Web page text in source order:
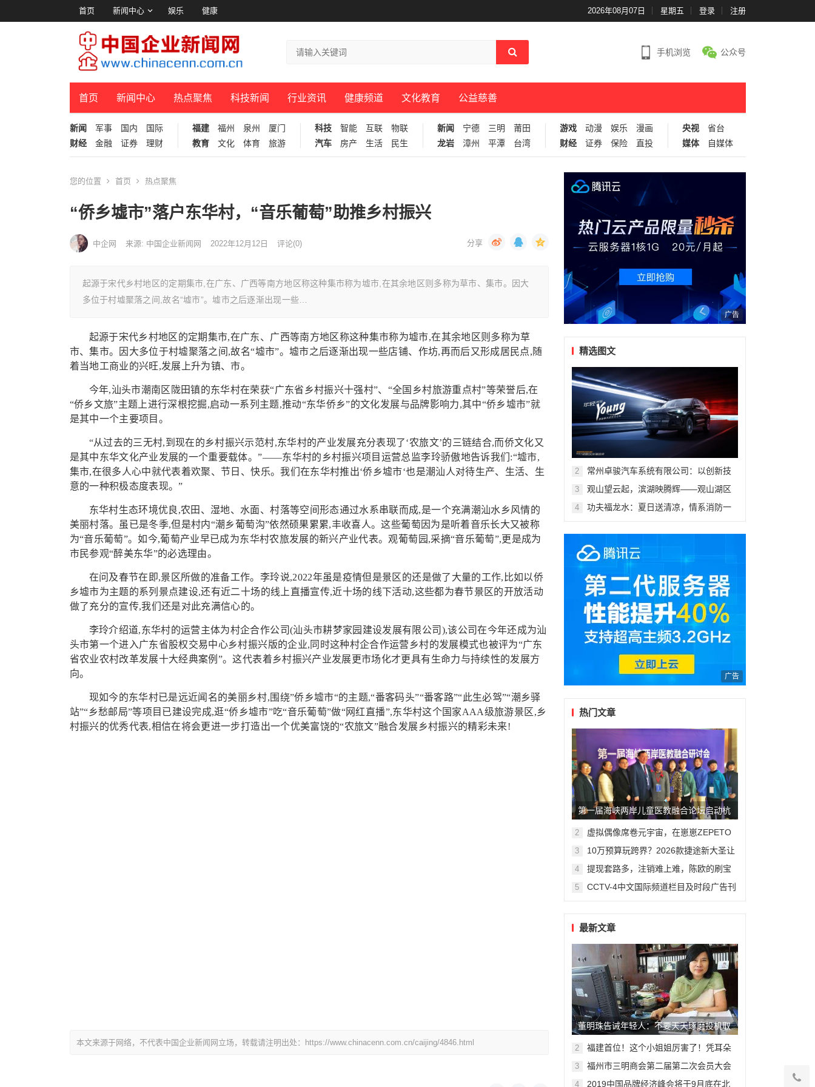
首页 新闻中心 娱乐 健康 2026年08月07日 星期五 登录 注册
手机浏览 公众号
首页 新闻中心 热点聚焦 科技新闻 行业资讯 健康频道 文化教育 公益慈善
新闻 军事 国内
国际
财经
金融 证券 理财
福建 福州 泉州
厦门
教育
文化 体育 旅游
科技 智能 互联
物联
汽车
房产 生活 民生
新闻 宁德 三明
莆田
龙岩
漳州 平潭 台湾
游戏 动漫 娱乐
漫画
财经
证券 保险 直投
央视
省台
媒体
自媒体
您的位置 首页 热点聚焦
“侨乡墟市”落户东华村，“音乐葡萄”助推乡村振兴
中企网 来源: 中国企业新闻网 2022年12月12日 评论(0)
起源于宋代乡村地区的定期集市,在广东、广西等南方地区称这种集市称为墟市,在其余地区则多称为草市、集市。因大
多位于村墟聚落之间,故名“墟市”。墟市之后逐渐出现一些…
起源于宋代乡村地区的定期集市,在广东、广西等南方地区称这种集市称为墟市,在其余地区则多称为草
市、集市。因大多位于村墟聚落之间,故名“墟市”。墟市之后逐渐出现一些店铺、作坊,再而后又形成居民点,随
着当地工商业的兴旺,发展上升为镇、市。
今年,汕头市潮南区陇田镇的东华村在荣获“广东省乡村振兴十强村”、“全国乡村旅游重点村”等荣誉后,在
“侨乡文旅”主题上进行深根挖掘,启动一系列主题,推动“东华侨乡”的文化发展与品牌影响力,其中“侨乡墟市”就
是其中一个主要项目。
“从过去的三无村,到现在的乡村振兴示范村,东华村的产业发展充分表现了‘农旅文’的三链结合,而侨文化又
是其中东华文化产业发展的一个重要载体。”——东华村的乡村振兴项目运营总监李玲骄傲地告诉我们:“墟市,
集市,在很多人心中就代表着欢聚、节日、快乐。我们在东华村推出‘侨乡墟市‘也是潮汕人对待生产、生活、生
意的一种积极态度表现。”
东华村生态环境优良,农田、湿地、水面、村落等空间形态通过水系串联而成,是一个充满潮汕水乡风情的
美丽村落。虽已是冬季,但是村内“潮乡葡萄沟”依然硕果累累,丰收喜人。这些葡萄因为是听着音乐长大又被称
为“音乐葡萄”。如今,葡萄产业早已成为东华村农旅发展的新兴产业代表。观葡萄园,采摘“音乐葡萄”,更是成为
市民参观“醉美东华”的必选理由。
在问及春节在即,景区所做的准备工作。李玲说,2022年虽是疫情但是景区的还是做了大量的工作,比如以侨
乡墟市为主题的系列景点建设,还有近二十场的线上直播宣传,近十场的线下活动,这些都为春节景区的开放活动
做了充分的宣传,我们还是对此充满信心的。
李玲介绍道,东华村的运营主体为村企合作公司(汕头市耕梦家园建设发展有限公司),该公司在今年还成为汕
头市第一个进入广东省股权交易中心乡村振兴版的企业,同时这种村企合作运营乡村的发展模式也被评为“广东
省农业农村改革发展十大经典案例”。这代表着乡村振兴产业发展更市场化才更具有生命力与持续性的发展方
向。
现如今的东华村已是远近闻名的美丽乡村,围绕”侨乡墟市“的主题,“番客码头”“番客路”“此生必驾”“潮乡驿
站”“乡愁邮局”等项目已建设完成,逛“侨乡墟市”吃“音乐葡萄”做“网红直播”,东华村这个国家AAA级旅游景区,乡
村振兴的优秀代表,相信在将会更进一步打造出一个优美富饶的“农旅文”融合发展乡村振兴的精彩未来!
本文来源于网络，不代表中国企业新闻网立场，转载请注明出处：https://www.chinacenn.com.cn/caijing/4846.html
广告
精选图文
2
常州卓骏汽车系统有限公司：以创新技
行业标杆
3
观山望云起，滨湖映腾辉——观山湖区
盛大开幕
4
功夫福龙水：夏日送清凉，情系消防一
广告
热门文章
第一届海峡两岸儿童医教融合论坛启动杭
州复旦儿童医院“复星”计划
2
虚拟偶像席卷元宇宙，在崽崽ZEPETO
3
10万预算玩跨界？2026款捷途新大圣让
4
提现套路多，注销难上难，陈欧的刷宝
5
CCTV-4中文国际频道栏目及时段广告刊
最新文章
董明珠告诫年轻人：不要天天琢磨投机取
巧，要有吃亏精神才会成功
2
福建首位！这个小姐姐厉害了！凭耳朵
3
福州市三明商会第二届第二次会员大会
4 2019中国品牌经济峰会将于9月底在北